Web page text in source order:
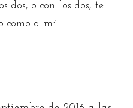
dos, o con los dos, te
como a mí.